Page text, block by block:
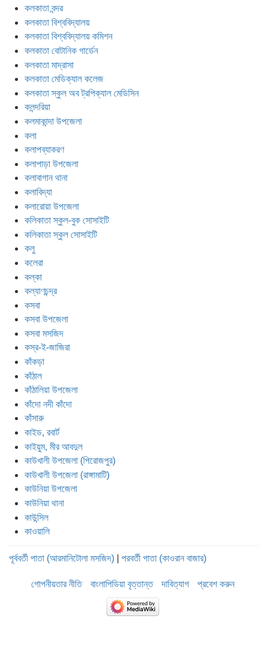
কলকাতা বন্দর
কলকাতা বিশ্ববিদ্যালয়
কলকাতা বিশ্ববিদ্যালয় কমিশন
কলকাতা বোটানিক গার্ডেন
কলকাতা মাদ্রাসা
কলকাতা মেডিক্যাল কলেজ
কলকাতা স্কুল অব ট্রপিক্যাল মেডিসিন
কলন্দরিয়া
কলমাকান্দা উপজেলা
কলা
কলাপব্যাকরণ
কলাপাড়া উপজেলা
কলাবাগান থানা
কলাবিদ্যা
কলারোয়া উপজেলা
কলিকাতা স্কুল-বুক সোসাইটি
কলিকাতা স্কুল সোসাইটি
কলু
কলেরা
কল্কা
কল্যাণচন্দ্র
কসবা
কসবা উপজেলা
কসবা মসজিদ
কস্র-ই-জাজিরা
কাঁকড়া
কাঁঠাল
কাঁঠালিয়া উপজেলা
কাঁদো নদী কাঁদো
কাঁসারু
কাইড, রবার্ট
কাইয়ুম, মীর আবদুল
কাউখালী উপজেলা (পিরোজপুর)
কাউখালী উপজেলা (রাঙ্গামাটি)
কাউনিয়া উপজেলা
কাউনিয়া থানা
কাউন্সিল
কাওয়ালি
পূর্ববর্তী পাতা (আরমানিটোলা মসজিদ) পরবর্তী পাতা (কাওরান বাজার)
গোপনীয়তার নীতি বাংলাপিডিয়া বৃত্তান্ত দাবিত্যাগ প্রবেশ করুন